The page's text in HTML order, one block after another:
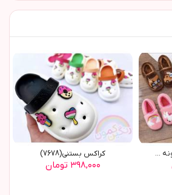
... کراکس بستنی(7678)
۳۹۸,۰۰۰ تومان